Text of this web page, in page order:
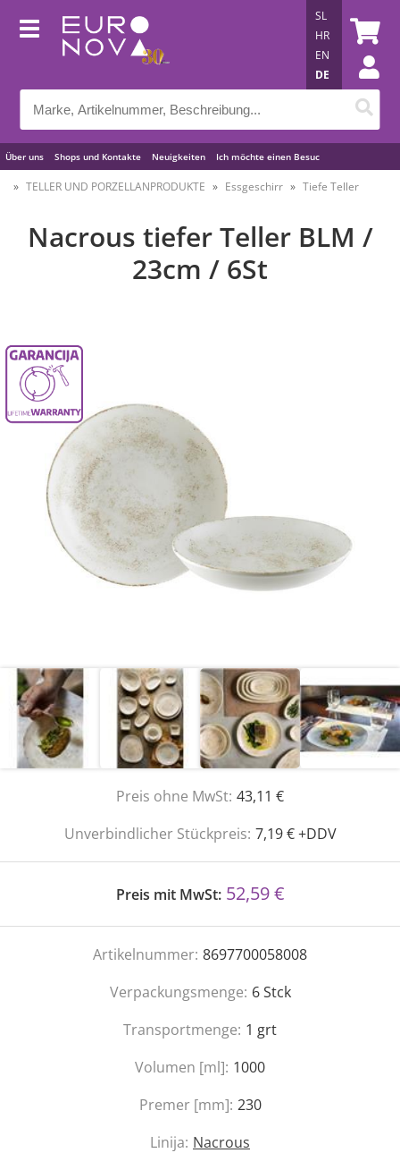
Über uns Shops und Kontakte Neuigkeiten Ich möchte einen Besuc
Nützliche Tipps
SL
HR
EN
DE
TELLER UND PORZELLANPRODUKTE Essgeschirr Tiefe Teller
Nacrous tiefer Teller BLM /
23cm / 6St
Preis ohne MwSt: 43,11 €
Unverbindlicher Stückpreis: 7,19 € +DDV
Preis mit MwSt: 52,59 €
Artikelnummer: 8697700058008
Verpackungsmenge: 6Stck
Transportmenge: 1 grt
Volumen [ml]: 1000
Premer [mm]: 230
Linija: Nacrous